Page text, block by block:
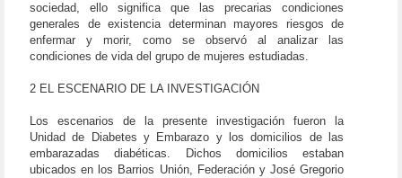
sociedad, ello significa que las precarias condiciones
generales de existencia determinan mayores riesgos de
enfermar y morir, como se observó al analizar las
condiciones de vida del grupo de mujeres estudiadas.
2 EL ESCENARIO DE LA INVESTIGACIÓN
Los escenarios de la presente investigación fueron la
Unidad de Diabetes y Embarazo y los domicilios de las
embarazadas diabéticas. Dichos domicilios estaban
ubicados en los Barrios Unión, Federación y José Gregorio